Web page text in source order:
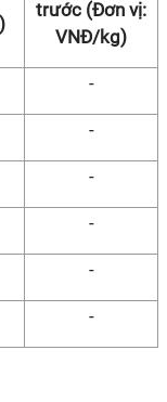
trước (Đơn vị:
VNĐ/kg)
-
-
-
-
-
-